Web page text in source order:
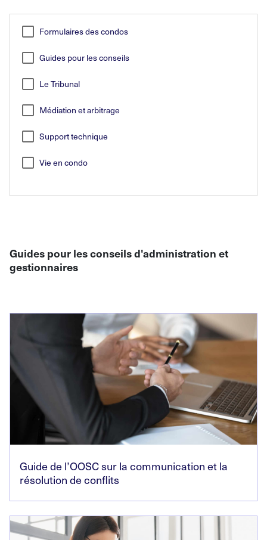
Formulaires des condos
Guides pour les conseils
Le Tribunal
Médiation et arbitrage
Support technique
Vie en condo
Guides pour les conseils d'administration et
gestionnaires
Guide de l’OOSC sur la communication et la
résolution de conflits